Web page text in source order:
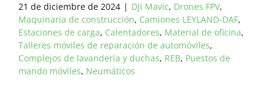
21 de diciembre de 2024 | DJI Mavic, Drones FPV,
Maquinaria de construcción, Camiones LEYLAND-DAF,
Estaciones de carga, Calentadores, Material de oficina,
Talleres móviles de reparación de automóviles,
Complejos de lavandería y duchas, REB, Puestos de
mando móviles, Neumáticos